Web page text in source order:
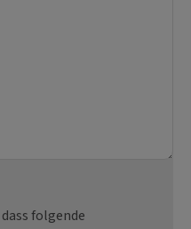
folgende